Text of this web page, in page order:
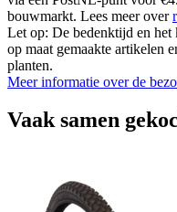
bouwmarkt. Lees meer over
Let op: De bedenktijd en het
op maat gemaakte artikelen
planten.
Meer informatie over de
Vaak samen